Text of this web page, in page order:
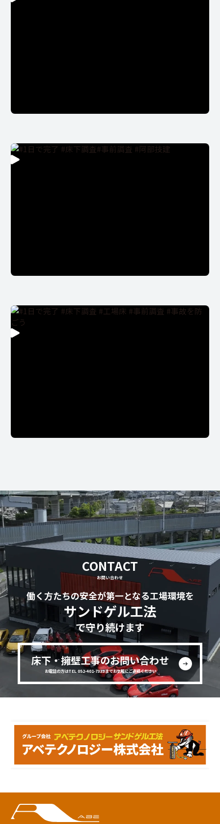
CONTACT
お問い合わせ
働く方たちの安全が第一となる工場環境を
サンドゲル工法
で守り続けます
床下・擁壁工事のお問い合わせ
お電話の方はTEL 052-401-7333までお気軽にご連絡ください